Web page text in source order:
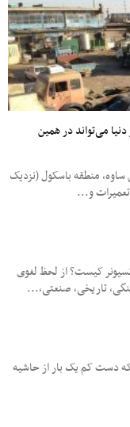
می‌تواند در همین
بزرگ، کیلومتر 18 جاده تهران ساوه، منطقه باسکول (نزدیک
و...
کیست؟ از لحظ لغوی
تاریخی، صنعتی،...
که دست کم یک بار از حاشیه